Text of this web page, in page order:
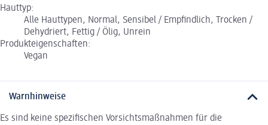
Hauttyp:
Alle Hauttypen, Normal, Sensibel / Empfindlich, Trocken /
Dehydriert, Fettig / Ölig, Unrein
Produkteigenschaften:
Vegan
Warnhinweise
Es sind keine spezifischen Vorsichtsmaßnahmen für die